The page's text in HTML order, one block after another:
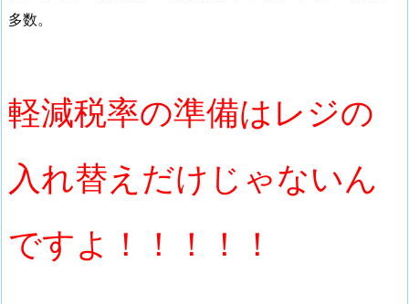
多数。
軽減税率の準備はレジの
入れ替えだけじゃないん
ですよ！！！！！